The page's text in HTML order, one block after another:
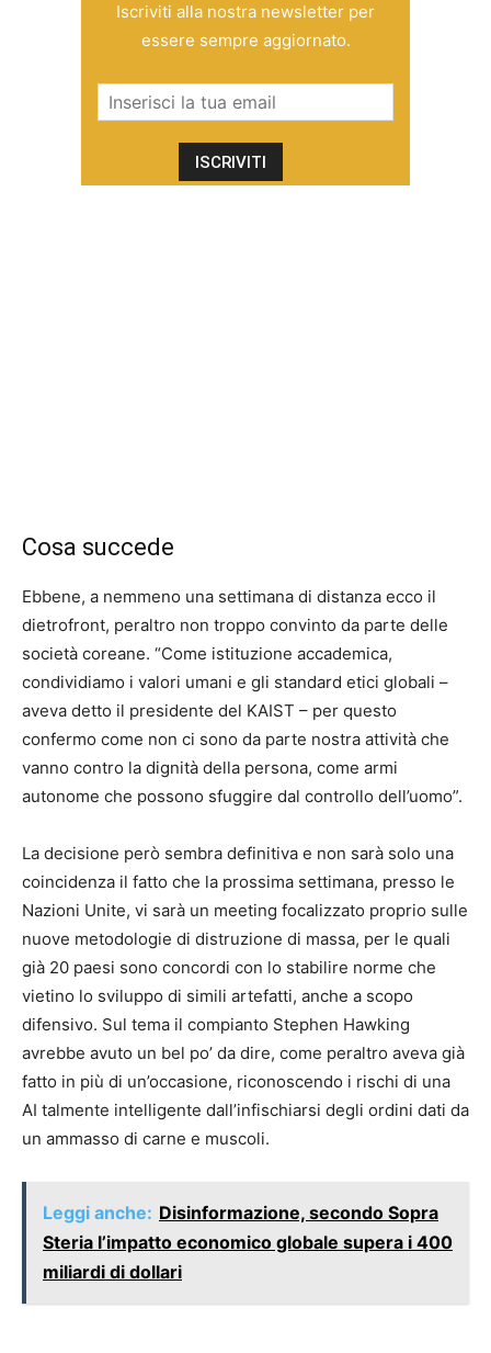
Iscriviti alla nostra newsletter per
essere sempre aggiornato.
Cosa succede
Ebbene, a nemmeno una settimana di distanza ecco il
dietrofront, peraltro non troppo convinto da parte delle
società coreane. “Come istituzione accademica,
condividiamo i valori umani e gli standard etici globali –
aveva detto il presidente del KAIST – per questo
confermo come non ci sono da parte nostra attività che
vanno contro la dignità della persona, come armi
autonome che possono sfuggire dal controllo dell’uomo”.
La decisione però sembra definitiva e non sarà solo una
coincidenza il fatto che la prossima settimana, presso le
Nazioni Unite, vi sarà un meeting focalizzato proprio sulle
nuove metodologie di distruzione di massa, per le quali
già 20 paesi sono concordi con lo stabilire norme che
vietino lo sviluppo di simili artefatti, anche a scopo
difensivo. Sul tema il compianto Stephen Hawking
avrebbe avuto un bel po’ da dire, come peraltro aveva già
fatto in più di un’occasione, riconoscendo i rischi di una
AI talmente intelligente dall’infischiarsi degli ordini dati da
un ammasso di carne e muscoli.
Leggi anche: Disinformazione, secondo Sopra
Steria l’impatto economico globale supera i 400
miliardi di dollari